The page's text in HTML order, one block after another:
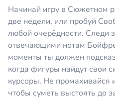
Начинай игру в Сюжетном
две недели, или пробуй
любой очерёдности. Следи
отвечающими нотам
моменты ты должен
когда фигуры найдут свои
курсоры. Не промахивайся
чтобы суметь выстоять до